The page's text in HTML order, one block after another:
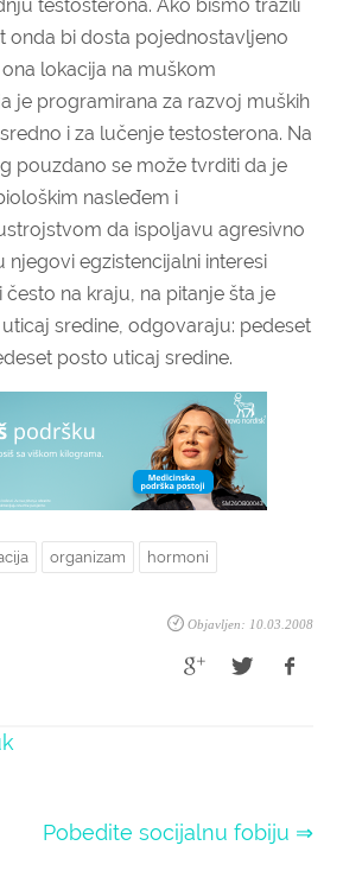
testosterona. Ako bismo tražili
onda bi dosta pojednostavljeno
lokacija na muškom
je programirana za razvoj muških
i za lučenje testosterona. Na
pouzdano se može tvrditi da je
nasleđem i
da ispoljavu agresivno
njegovi egzistencijalni interesi
na kraju, na pitanje šta je
sredine, odgovaraju: pedeset
posto uticaj sredine.
organizam hormoni
Objavljen: 10.03.2008
Pobedite socijalnu fobiju ⇒